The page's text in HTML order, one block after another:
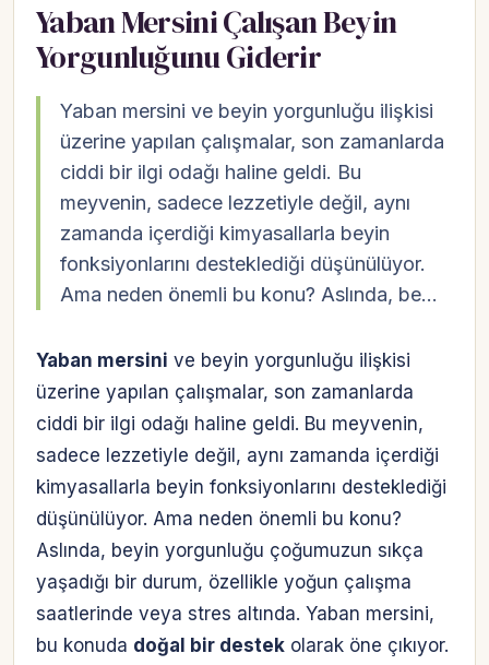
Yaban Mersini Çalışan Beyin
Yorgunluğunu Giderir
Yaban mersini ve beyin yorgunluğu ilişkisi
üzerine yapılan çalışmalar, son zamanlarda
ciddi bir ilgi odağı haline geldi. Bu
meyvenin, sadece lezzetiyle değil, aynı
zamanda içerdiği kimyasallarla beyin
fonksiyonlarını desteklediği düşünülüyor.
Ama neden önemli bu konu? Aslında, be…
Yaban mersini ve beyin yorgunluğu ilişkisi
üzerine yapılan çalışmalar, son zamanlarda
ciddi bir ilgi odağı haline geldi. Bu meyvenin,
sadece lezzetiyle değil, aynı zamanda içerdiği
kimyasallarla beyin fonksiyonlarını desteklediği
düşünülüyor. Ama neden önemli bu konu?
Aslında, beyin yorgunluğu çoğumuzun sıkça
yaşadığı bir durum, özellikle yoğun çalışma
saatlerinde veya stres altında. Yaban mersini,
bu konuda doğal bir destek olarak öne çıkıyor.